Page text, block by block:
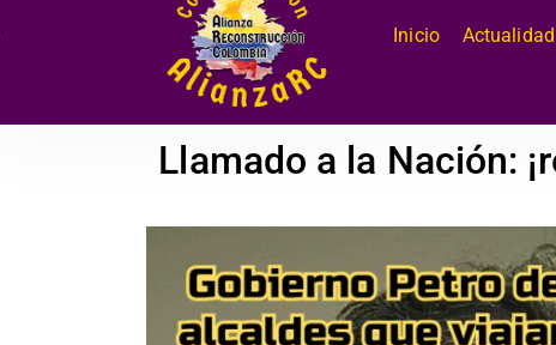
. Inicio Actualidad
Llamado a la Nación: